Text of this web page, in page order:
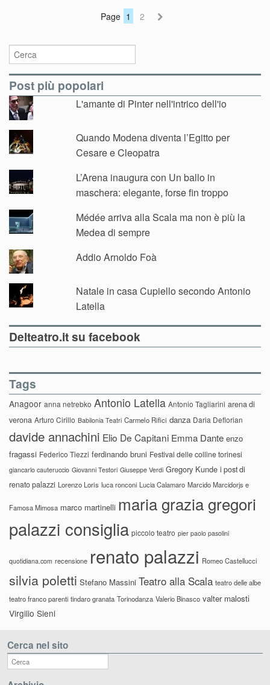
Page 1 2
Post più popolari
L'amante di Pinter nell'intrico dell'io
Quando Modena diventa l’Egitto per
Cesare e Cleopatra
L’Arena inaugura con Un ballo in
maschera: elegante, forse fin troppo
Médée arriva alla Scala ma non è più la
Medea di sempre
Addio Arnoldo Foà
Natale in casa Cupiello secondo Antonio
Latella
Delteatro.it su facebook
Tags
Anagoor anna netrebko Antonio Latella Antonio Tagliarini arena di
verona Arturo Cirillo Babilonia Teatri Carmelo Rifici danza Daria Deflorian
davide annachini Elio De Capitani Emma Dante enzo
fragassi Federico Tiezzi ferdinando bruni Festival delle colline torinesi
giancarlo cauteruccio Giovanni Testori Giuseppe Verdi Gregory Kunde i post di
renato palazzi Lorenzo Loris luca ronconi Lucia Calamaro Marcido Marcidorjs e
Famosa Mimosa marco martinelli maria grazia gregori
palazzi consiglia piccolo teatro pier paolo pasolini
quotidiana.com recensione renato palazzi Romeo Castellucci
silvia poletti Stefano Massini Teatro alla Scala teatro delle albe
teatro franco parenti tindaro granata Torinodanza Valerio Binasco valter malosti
Virgilio Sieni
Cerca nel sito